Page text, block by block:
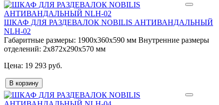
ШКАФ ДЛЯ РАЗДЕВАЛОК NOBILIS АНТИВАНДАЛЬНЫЙ
NLH-02
Габаритные размеры: 1900x360x590 мм Внутренние размеры
отделений: 2х872x290x570 мм
19 293 руб.
В корзину